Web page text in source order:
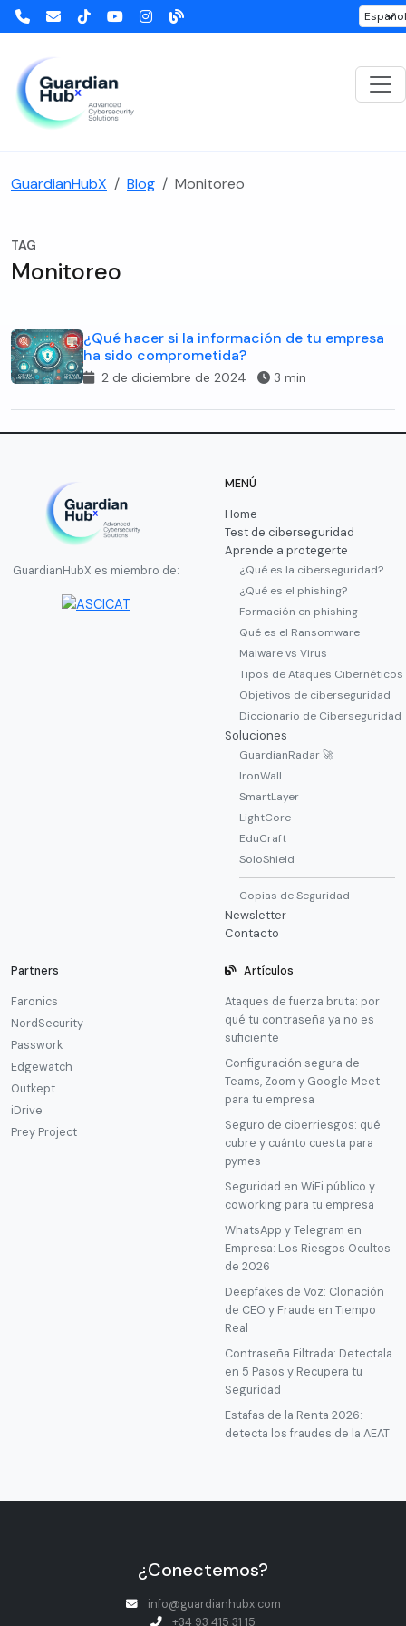
GuardianHubX Blog Monitoreo
TAG
Monitoreo
¿Qué hacer si la información de tu empresa
ha sido comprometida?
2 de diciembre de 2024 3 min
GuardianHubX es miembro de:
MENÚ
Home
Test de ciberseguridad
Aprende a protegerte
¿Qué es la ciberseguridad?
¿Qué es el phishing?
Formación en phishing
Qué es el Ransomware
Malware vs Virus
Tipos de Ataques Cibernéticos
Objetivos de ciberseguridad
Diccionario de Ciberseguridad
Soluciones
GuardianRadar 🚀
IronWall
SmartLayer
LightCore
EduCraft
SoloShield
Copias de Seguridad
Newsletter
Contacto
Partners
Faronics
NordSecurity
Passwork
Edgewatch
Outkept
iDrive
Prey Project
Artículos
Ataques de fuerza bruta: por
qué tu contraseña ya no es
suficiente
Configuración segura de
Teams, Zoom y Google Meet
para tu empresa
Seguro de ciberriesgos: qué
cubre y cuánto cuesta para
pymes
Seguridad en WiFi público y
coworking para tu empresa
WhatsApp y Telegram en
Empresa: Los Riesgos Ocultos
de 2026
Deepfakes de Voz: Clonación
de CEO y Fraude en Tiempo
Real
Contraseña Filtrada: Detectala
en 5 Pasos y Recupera tu
Seguridad
Estafas de la Renta 2026:
detecta los fraudes de la AEAT
¿Conectemos?
info@guardianhubx.com
+34 93 415 31 15